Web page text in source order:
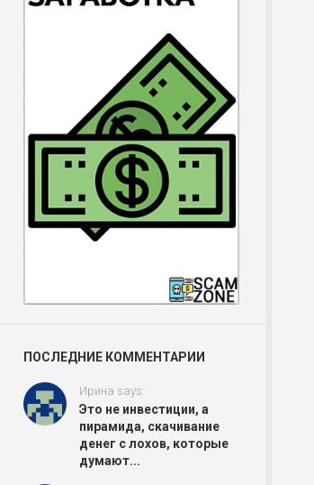
ПОСЛЕДНИЕ КОММЕНТАРИИ
Ирина says:
Это не инвестиции, а
пирамида, скачивание
денег с лохов, которые
думают...